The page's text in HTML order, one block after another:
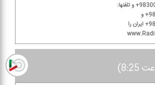
پیامك: 9830000900+ و تلفنها:
982122040086+ و
982122050009+ ایران را